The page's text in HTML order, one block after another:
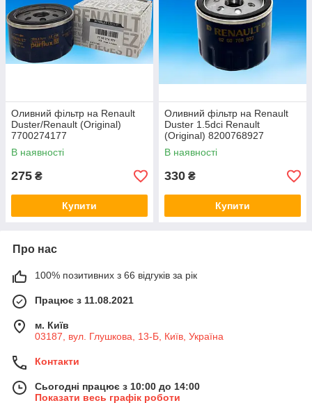
Оливний фільтр на Renault
Duster/Renault (Original)
7700274177
В наявності
275 ₴
Купити
Оливний фільтр на Renault
Duster 1.5dci Renault
(Original) 8200768927
В наявності
330 ₴
Купити
Про нас
100% позитивних з 66 відгуків за рік
Працює з 11.08.2021
м. Київ
03187, вул. Глушкова, 13-Б, Київ, Україна
Контакти
Сьогодні працює з 10:00 до 14:00
Показати весь графік роботи